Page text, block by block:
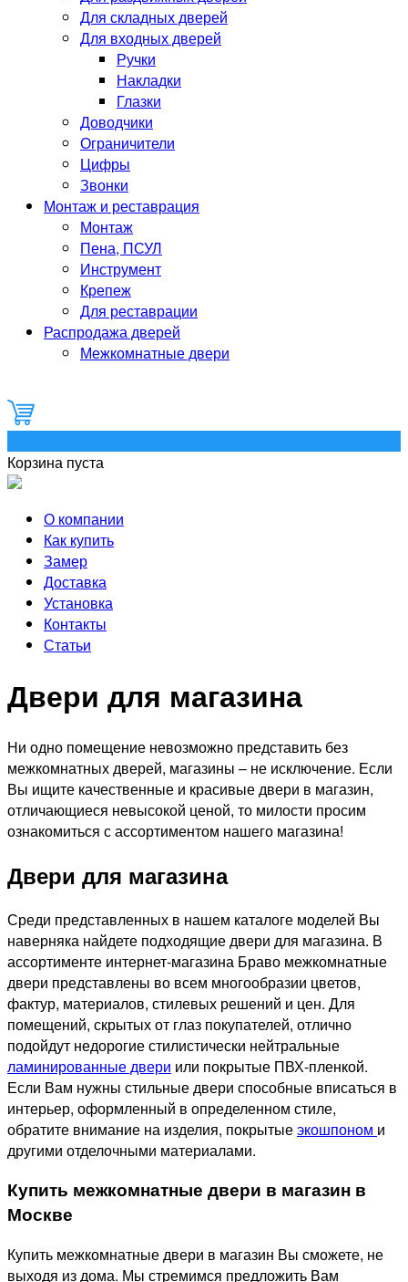
Для складных дверей
Для входных дверей
Ручки
Накладки
Глазки
Доводчики
Ограничители
Цифры
Звонки
Монтаж и реставрация
Монтаж
Пена, ПСУЛ
Инструмент
Крепеж
Для реставрации
Распродажа дверей
Межкомнатные двери
Корзина пуста
О компании
Как купить
Замер
Доставка
Установка
Контакты
Статьи
Двери для магазина
Ни одно помещение невозможно представить без
межкомнатных дверей, магазины – не исключение. Если
Вы ищите качественные и красивые двери в магазин,
отличающиеся невысокой ценой, то милости просим
ознакомиться с ассортиментом нашего магазина!
Двери для магазина
Среди представленных в нашем каталоге моделей Вы
наверняка найдете подходящие двери для магазина. В
ассортименте интернет-магазина Браво межкомнатные
двери представлены во всем многообразии цветов,
фактур, материалов, стилевых решений и цен. Для
помещений, скрытых от глаз покупателей, отлично
подойдут недорогие стилистически нейтральные
ламинированные двери или покрытые ПВХ-пленкой.
Если Вам нужны стильные двери способные вписаться в
интерьер, оформленный в определенном стиле,
обратите внимание на изделия, покрытыеэкошпоном и
другими отделочными материалами.
Купить межкомнатные двери в магазин в
Москве
Купить межкомнатные двери в магазин Вы сможете, не
выходя из дома. Мы стремимся предложить Вам